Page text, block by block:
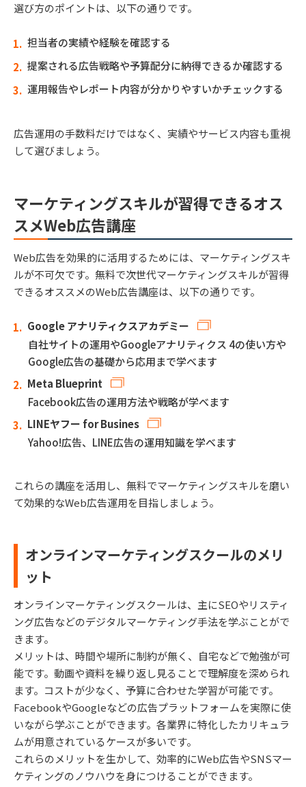
選び方のポイントは、以下の通りです。
担当者の実績や経験を確認する
提案される広告戦略や予算配分に納得できるか確認する
運用報告やレポート内容が分かりやすいかチェックする
広告運用の手数料だけではなく、実績やサービス内容も重視
して選びましょう。
マーケティングスキルが習得できるオス
スメWeb広告講座
Web広告を効果的に活用するためには、マーケティングスキ
ルが不可欠です。無料で次世代マーケティングスキルが習得
できるオススメのWeb広告講座は、以下の通りです。
Google アナリティクスアカデミー
自社サイトの運用やGoogleアナリティクス 4の使い方や
Google広告の基礎から応用まで学べます
Meta Blueprint
Facebook広告の運用方法や戦略が学べます
LINEヤフー for Busines
Yahoo!広告、LINE広告の運用知識を学べます
これらの講座を活用し、無料でマーケティングスキルを磨い
て効果的なWeb広告運用を目指しましょう。
オンラインマーケティングスクールのメリ
ット
オンラインマーケティングスクールは、主にSEOやリスティ
ング広告などのデジタルマーケティング手法を学ぶことがで
きます。
メリットは、時間や場所に制約が無く、自宅などで勉強が可
能です。動画や資料を繰り返し見ることで理解度を深められ
ます。コストが少なく、予算に合わせた学習が可能です。
FacebookやGoogleなどの広告プラットフォームを実際に使
いながら学ぶことができます。各業界に特化したカリキュラ
ムが用意されているケースが多いです。
これらのメリットを生かして、効率的にWeb広告やSNSマー
ケティングのノウハウを身につけることができます。